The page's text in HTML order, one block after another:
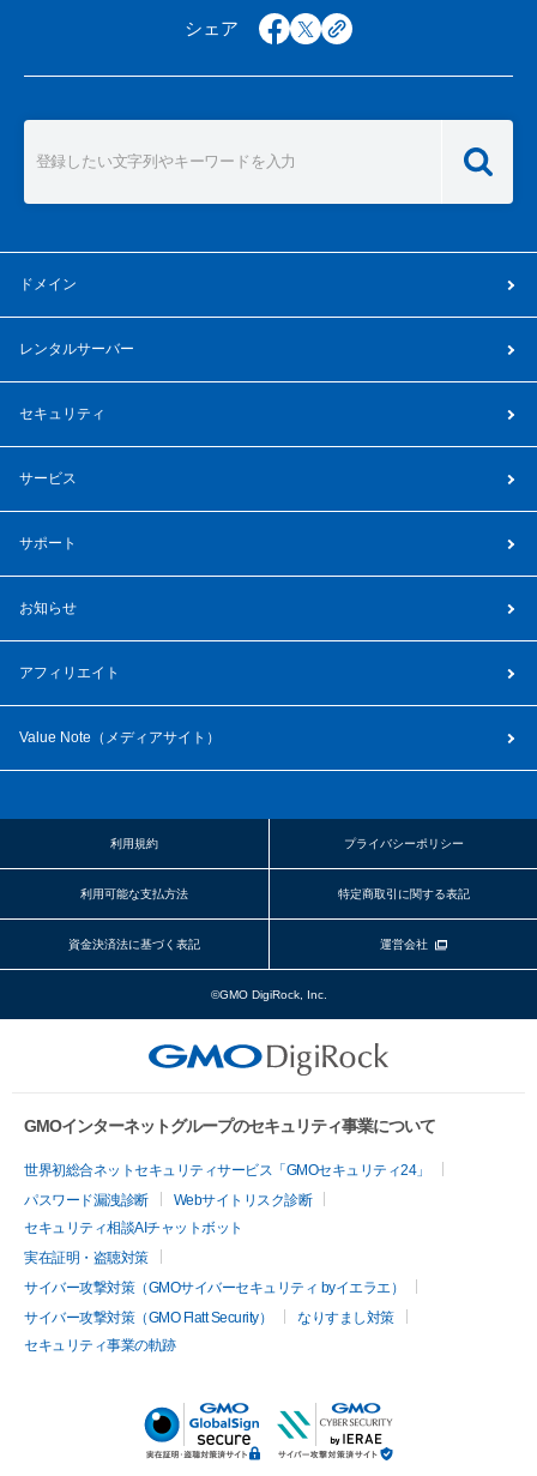
シェア facebook
x copy
ドメイン
レンタルサーバー
セキュリティ
サービス
サポート
お知らせ
アフィリエイト
Value Note（ メディアサイト ）
利用規約 プライバシーポリシー
利用可能な支払方法 特定商取引に関する表記
資金決済法に基づく表記 運営会社
©GMO DigiRock, Inc.
GMOインターネットグループのセキュリティ事業について
世界初総合ネットセキュリティサービス「GMOセキュリティ24」
パスワード漏洩診断
Webサイトリスク診断
セキュリティ相談AIチャットボット
実在証明・盗聴対策
サイバー攻撃対策（GMOサイバーセキュリティ byイエラエ）
サイバー攻撃対策（GMO Flatt Security）
なりすまし対策
セキュリティ事業の軌跡